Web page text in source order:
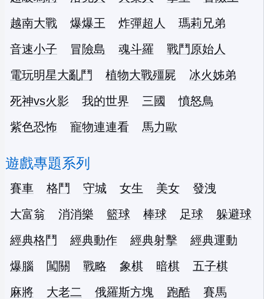
越南大戰
爆爆王 炸彈超人
瑪莉兄弟
音速小子
冒險島 魂斗羅
戰鬥原始人
電玩明星大亂鬥
植物大戰殭屍
冰火姊弟
死神vs火影
我的世界 三國
憤怒鳥
紫色恐怖
寵物連連看 馬力歐
遊戲專題系列
賽車 格鬥 守城 女生 美女
發洩
大富翁
消消樂 籃球 棒球 足球
躲避球
經典格鬥
經典動作 經典射擊
經典運動
爆腦
闖關 戰略 象棋 暗棋
五子棋
麻將
大老二 俄羅斯方塊 跑酷
賽馬